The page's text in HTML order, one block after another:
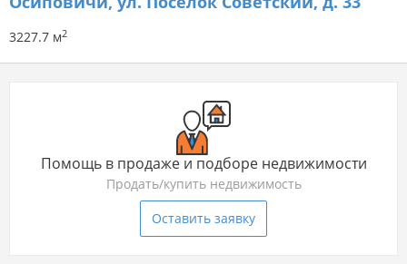
3227.7 м2
Помощь в продаже и подборе недвижимости
Продать/купить недвижимость
Оставить заявку